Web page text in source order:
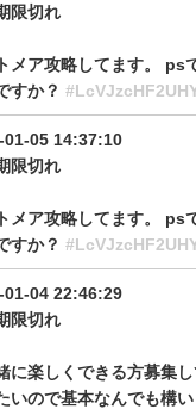
限切れ
メア攻略してます。 ps
すか？
01-05 14:37:10
限切れ
メア攻略してます。 ps
すか？
01-04 22:46:29
限切れ
に楽しくできる方募集
いので基本なんでも構